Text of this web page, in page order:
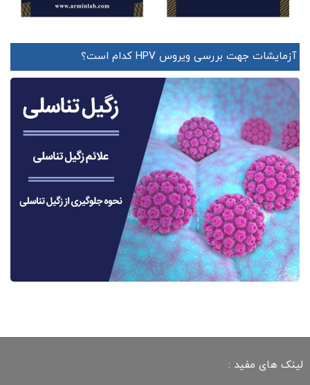
آزمایشات جهت بررسی ویروس HPV کدام است؟
لینک های مفید :